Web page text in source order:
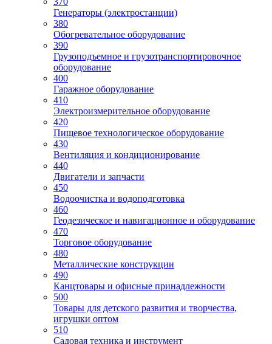
Генераторы (электростанции)
380
Обогревательное оборудование
390
Грузоподъемное и грузотранспортировочное
оборудование
400
Гаражное оборудование
410
Электроизмерительное оборудование
420
Пищевое технологическое оборудование
430
Вентиляция и кондиционирование
440
Двигатели и запчасти
450
Водоочистка и водоподготовка
460
Геодезическое и навигационное и оборудование
470
Торговое оборудование
480
Металлические конструкции
490
Канцтовары и офисные принадлежности
500
Товары для детского развития и творчества,
игрушки оптом
510
Садовая техника и инструмент